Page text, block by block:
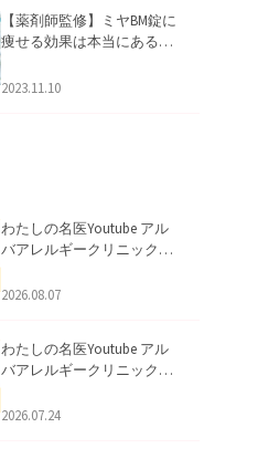
【薬剤師監修】ミヤBM錠に
痩せる効果は本当にある
2023.11.10
わたしの名医Youtube アル
バアレルギークリニック札
らない理由｜繰り返す人が
2026.08.07
わたしの名医Youtube アル
バアレルギークリニック札
える男性へ｜医師が教える
2026.07.24